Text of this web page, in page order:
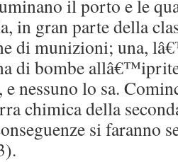
il porto e le
in gran parte della
di munizioni; una,
di bombe
e nessuno lo sa.
chimica della
si faranno